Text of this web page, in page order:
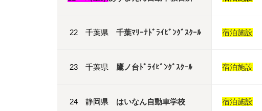
22 千葉県 千葉ﾏﾘｰﾅﾄﾞﾗｲﾋﾞﾝｸﾞｽｸｰﾙ 宿泊施設
23 千葉県 鷹ノ台ﾄﾞﾗｲﾋﾞﾝｸﾞｽｸｰﾙ 宿泊施設
24 静岡県 はいなん自動車学校 宿泊施設